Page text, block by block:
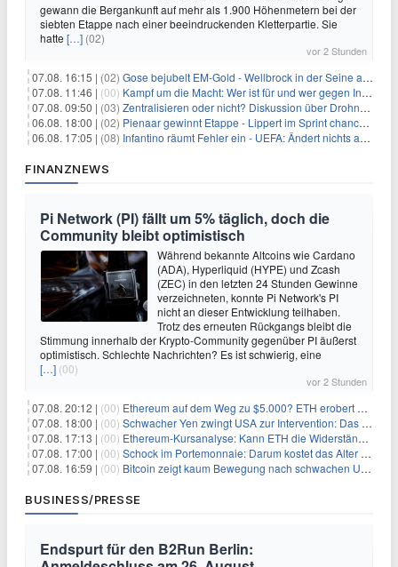
gewann die Bergankunft auf mehr als 1.900 Höhenmetern bei der
siebten Etappe nach einer beeindruckenden Kletterpartie. Sie
hatte […] (02)
vor 2 Stunden
07.08. 16:15 | (02) Gose bejubelt EM-Gold - Wellbrock in der Seine ausgebremst
07.08. 11:46 | (00) Kampf um die Macht: Wer ist für und wer gegen Infantino?
07.08. 09:50 | (03) Zentralisieren oder nicht? Diskussion über Drohnenabwehr
06.08. 18:00 | (02) Pienaar gewinnt Etappe - Lippert im Sprint chancenlos
06.08. 17:05 | (08) Infantino räumt Fehler ein - UEFA: Ändert nichts an Boykott
FINANZNEWS
Pi Network (PI) fällt um 5% täglich, doch die
Community bleibt optimistisch
Während bekannte Altcoins wie Cardano
(ADA), Hyperliquid (HYPE) und Zcash
(ZEC) in den letzten 24 Stunden Gewinne
verzeichneten, konnte Pi Network's PI
nicht an dieser Entwicklung teilhaben.
Trotz des erneuten Rückgangs bleibt die
Stimmung innerhalb der Krypto-Community gegenüber PI äußerst
optimistisch. Schlechte Nachrichten? Es ist schwierig, eine
[…] (00)
vor 2 Stunden
07.08. 20:12 | (00) Ethereum auf dem Weg zu $5.000? ETH erobert wichtige Marke zurück, während Institutionen weiter akkumulieren
07.08. 18:00 | (00) Schwacher Yen zwingt USA zur Intervention: Das größte Risiko seit 15 Jahren
07.08. 17:13 | (00) Ethereum-Kursanalyse: Kann ETH die Widerstände der gleitenden Durchschnitte überwinden?
07.08. 17:00 | (00) Schock im Portemonnaie: Darum kostet das Alter deutlich mehr als Sie denken
07.08. 16:59 | (00) Bitcoin zeigt kaum Bewegung nach schwachen US-Arbeitsmarktdaten, Fed-Zinserhöhungschancen sinken auf 44%
BUSINESS/PRESSE
Endspurt für den B2Run Berlin: